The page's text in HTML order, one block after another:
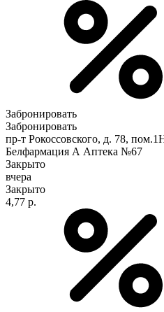
Забронировать
Забронировать
пр-т Рокоссовского, д. 78,
Белфармация А Аптека №67
Закрыто
вчера
Закрыто
4,77 р.